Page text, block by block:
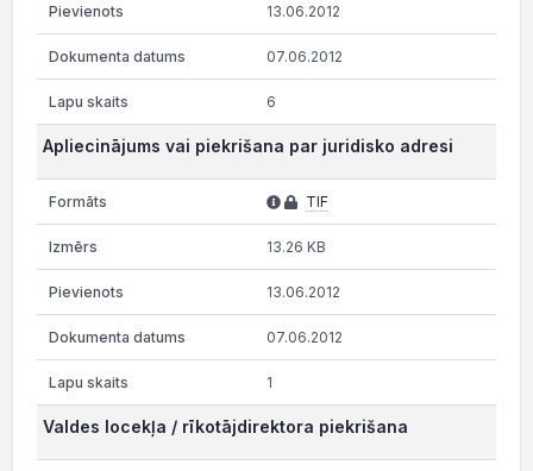
13.06.2012
07.06.2012
6
Apliecinājums vai piekrišana par juridisko adresi
TIF
13.26 KB
13.06.2012
07.06.2012
1
Valdes locekļa / rīkotājdirektora piekrišana